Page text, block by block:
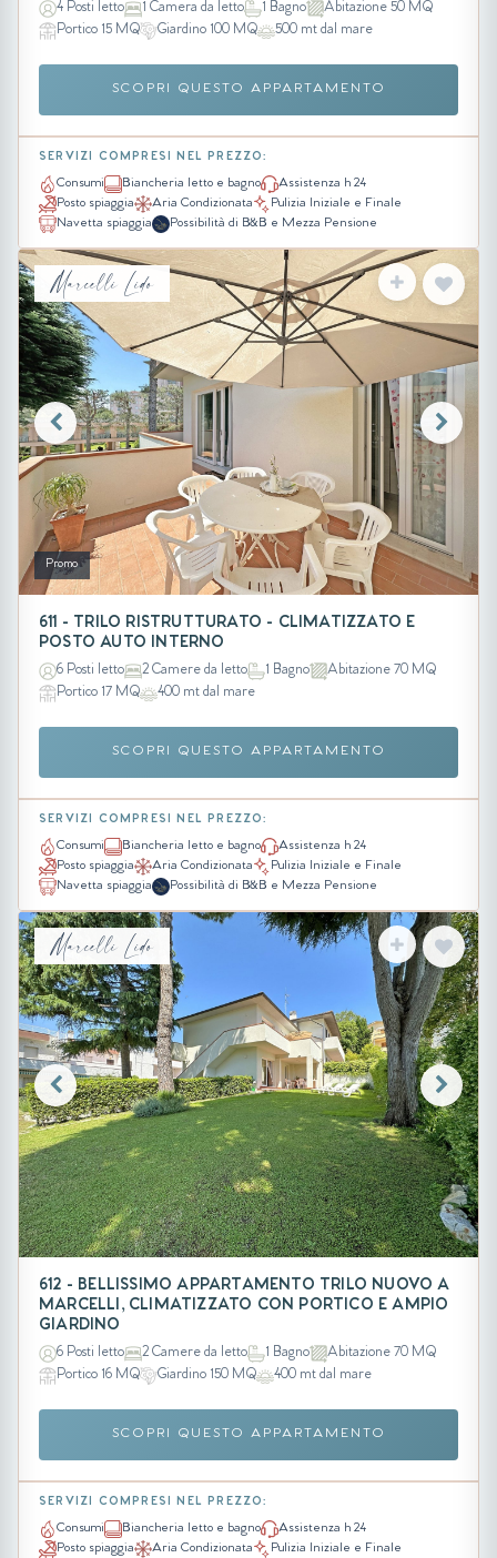
4 Posti letto 1 Camera da letto 1 Bagno
Abitazione 50 MQ
Portico 15 MQ
Giardino 100 MQ 500 mt dal mare
SCOPRI QUESTO APPARTAMENTO
SERVIZI COMPRESI NEL PREZZO:
Consumi Biancheria letto e bagno
Assistenza h 24
Posto spiaggia
Aria Condizionata
Pulizia Iniziale e Finale
Navetta spiaggia
Possibilità di B&B e Mezza Pensione
Marcelli Lido
Promo
611 - TRILO RISTRUTTURATO - CLIMATIZZATO E
POSTO AUTO INTERNO
6 Posti letto 2 Camere da letto 1 Bagno
Abitazione 70 MQ
Portico 17 MQ
400 mt dal mare
SCOPRI QUESTO APPARTAMENTO
SERVIZI COMPRESI NEL PREZZO:
Consumi Biancheria letto e bagno
Assistenza h 24
Posto spiaggia
Aria Condizionata
Pulizia Iniziale e Finale
Navetta spiaggia
Possibilità di B&B e Mezza Pensione
Marcelli Lido
612 - BELLISSIMO APPARTAMENTO TRILO NUOVO A
MARCELLI, CLIMATIZZATO CON PORTICO E AMPIO
GIARDINO
6 Posti letto 2 Camere da letto 1 Bagno
Abitazione 70 MQ
Portico 16 MQ
Giardino 150 MQ 400 mt dal mare
SCOPRI QUESTO APPARTAMENTO
SERVIZI COMPRESI NEL PREZZO:
Consumi Biancheria letto e bagno
Assistenza h 24
Posto spiaggia
Aria Condizionata
Pulizia Iniziale e Finale